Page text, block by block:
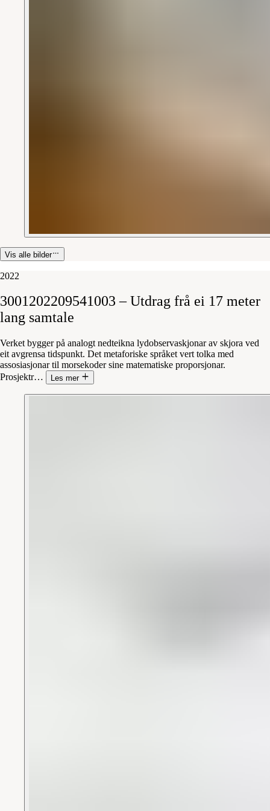
Vis alle bilder
2022
3001202209541003 –Utdrag frå ei 17 meter
lang samtale
Verket bygger på analogt nedteikna lydobservaskjonar av skjora ved
eit avgrensa tidspunkt. Det metaforiske språket vert tolka med
assosiasjonar til morsekoder sine matematiske proporsjonar.
Prosjektr… Les mer